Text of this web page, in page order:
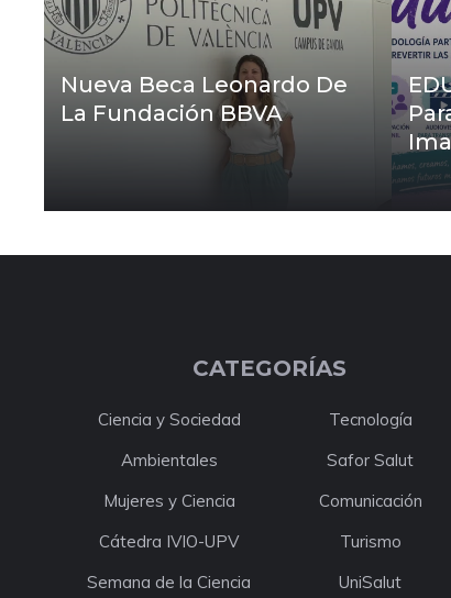
Nueva Beca Leonardo De
La Fundación BBVA
CATEGORÍAS
Ciencia y Sociedad
Tecnología
Ambientales
Safor Salut
Mujeres y Ciencia
Comunicación
Cátedra IVIO-UPV
Turismo
Semana de la Ciencia
UniSalut